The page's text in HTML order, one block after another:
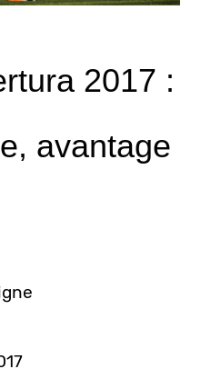
2017 :
avantage